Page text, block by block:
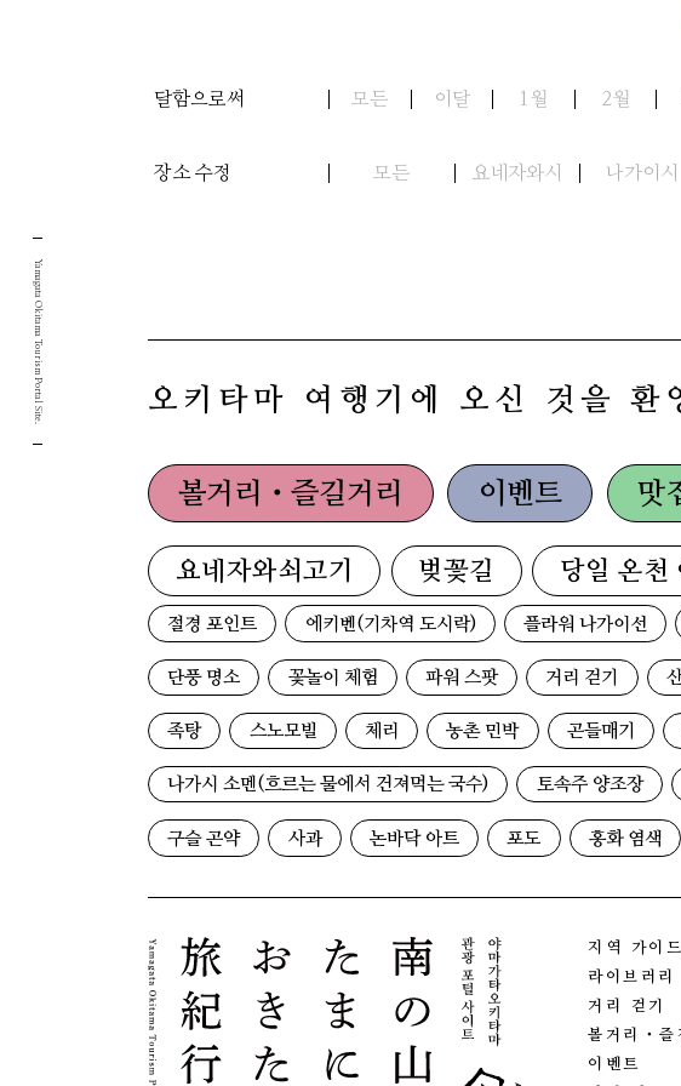
달함으로써 모든 이달 1월 2월
장소 수정 모든 요네자와시 나가이시
오키타마 여행기에 오신 것을 환
볼거리・즐길거리 이벤트 맛
요네자와쇠고기 벚꽃길 당일 온천
절경 포인트 에키벤(기차역 도시락) 플라워 나가이선
단풍 명소 꽃놀이 체험 파워 스팟 거리 걷기
족탕 스노모빌 체리 농촌 민박 곤들매기
나가시 소멘(흐르는 물에서 건져먹는 국수) 토속주 양조장
구슬 곤약 사과 논바닥 아트 포도 홍화 염색
지역 가이드
라이브러리
거리 걷기
볼거리・즐
이벤트
Yamagata Okitama Tourism Portal Site.